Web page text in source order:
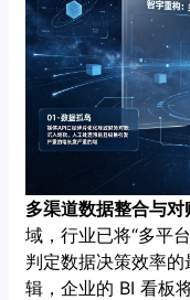
多渠道数据整合与对
域，行业已将“多平
判定数据决策效率
辑，企业的 BI 看板